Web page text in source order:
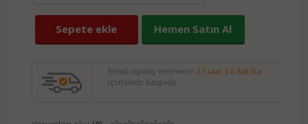
Sepete ekle Hemen Satın Al
Şimdi sipariş verirseniz 33 saat 14 dakika
içerisinde kargoda.